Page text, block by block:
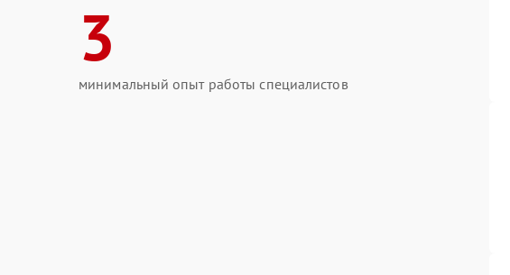
3
минимальный опыт работы специалистов